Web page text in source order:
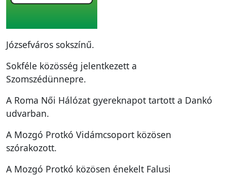
Józsefváros sokszínű.
Sokféle közösség jelentkezett a
Szomszédünnepre.
A Roma Női Hálózat gyereknapot tartott a Dankó
udvarban.
A Mozgó Protkó Vidámcsoport közösen
szórakozott.
A Mozgó Protkó közösen énekelt Falusi